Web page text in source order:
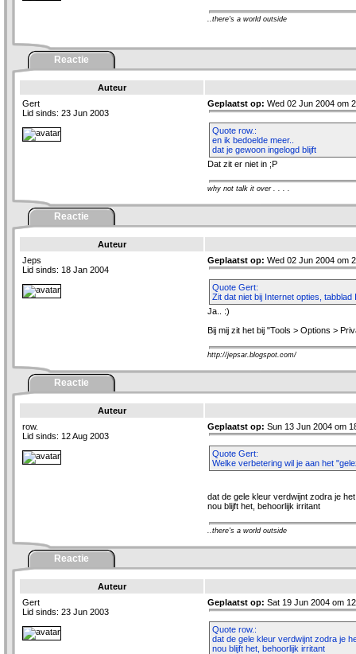
..there's a world outside
Reactie
Auteur
Gert
Lid sinds: 23 Jun 2003
Geplaatst op: Wed 02 Jun 2004 om
Quote row.:
en ik bedoelde meer..
dat je gewoon ingelogd blijft
Dat zit er niet in ;P
why not talk it over . . . .
Reactie
Auteur
Jeps
Lid sinds: 18 Jan 2004
Geplaatst op: Wed 02 Jun 2004 om
Quote Gert:
Zit dat niet bij Internet opties,
Ja.. :)
Bij mij zit het bij "Tools > Options >
http://jepsar.blogspot.com/
Reactie
Auteur
row.
Lid sinds: 12 Aug 2003
Geplaatst op: Sun 13 Jun 2004 om
Quote Gert:
Welke verbetering wil je aan het
dat de gele kleur verdwijnt zodra je
nou blijft het, behoorlijk irritant
..there's a world outside
Reactie
Auteur
Gert
Lid sinds: 23 Jun 2003
Geplaatst op: Sat 19 Jun 2004 om
Quote row.:
dat de gele kleur verdwijnt zodra je
nou blijft het, behoorlijk irritant